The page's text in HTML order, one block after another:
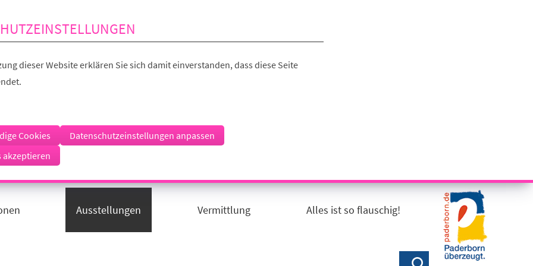
dieser Website erklären Sie sich damit einverstanden, dass diese Seite
Cookies
Datenschutzeinstellungen anpassen
akzeptieren
Ausstellungen Vermittlung Alles ist so flauschig!